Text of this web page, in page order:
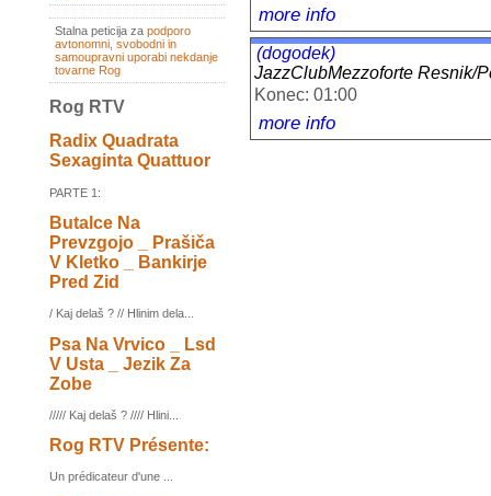
Stalna peticija za podporo
avtonomni, svobodni in
samoupravni uporabi nekdanje
tovarne Rog
Rog RTV
Radix Quadrata
Sexaginta Quattuor
PARTE 1:
Butalce Na
Prevzgojo _ Prašiča
V Kletko _ Bankirje
Pred Zid
/ Kaj delaš ? // Hlinim dela...
Psa Na Vrvico _ Lsd
V Usta _ Jezik Za
Zobe
///// Kaj delaš ? //// Hlini...
Rog RTV Présente:
Un prédicateur d'une ...
more info
(dogodek)
JazzClubMezzoforte Resnik/
Konec: 01:00
more info